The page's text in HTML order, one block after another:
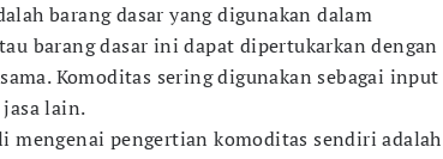
barang dasar yang digunakan dalam
barang dasar ini dapat dipertukarkan dengan
Komoditas sering digunakan sebagai input
lain.
mengenai pengertian komoditas sendiri adalah